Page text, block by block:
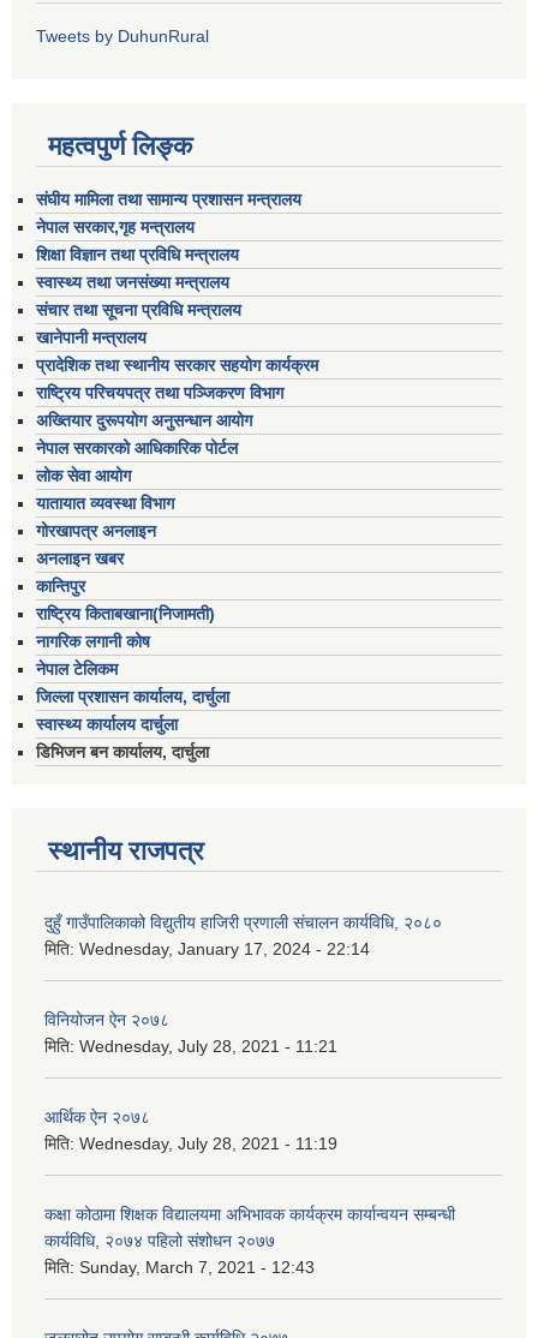
Tweets by DuhunRural
महत्वपुर्ण लिङ्क
संघीय मामिला तथा सामान्य प्रशासन मन्त्रालय
नेपाल सरकार,गृह मन्त्रालय
शिक्षा विज्ञान तथा प्रविधि मन्त्रालय
स्वास्थ्य तथा जनसंख्या मन्त्रालय
संचार तथा सूचना प्रविधि मन्त्रालय
खानेपानी मन्त्रालय
प्रादेशिक तथा स्थानीय सरकार सहयोग कार्यक्रम
राष्ट्रिय परिचयपत्र तथा पञ्जिकरण विभाग
अख्तियार दुरूपयोग अनुसन्धान आयोग
नेपाल सरकारको आधिकारिक पोर्टल
लोक सेवा आयोग
यातायात व्यवस्था विभाग
गोरखापत्र अनलाइन
अनलाइन खबर
कान्तिपुर
राष्ट्रिय किताबखाना(निजामती)
नागरिक लगानी कोष
नेपाल टेलिकम
जिल्ला प्रशासन कार्यालय, दार्चुला
स्वास्थ्य कार्यालय दार्चुला
डिभिजन बन कार्यालय, दार्चुला
स्थानीय राजपत्र
दुहुँ गाउँपालिकाको विद्युतीय हाजिरी प्रणाली संचालन कार्यविधि, २०८०
मिति: Wednesday, January 17, 2024 - 22:14
विनियोजन ऐन २०७८
मिति: Wednesday, July 28, 2021 - 11:21
आर्थिक ऐन २०७८
मिति: Wednesday, July 28, 2021 - 11:19
कक्षा कोठामा शिक्षक विद्यालयमा अभिभावक कार्यक्रम कार्यान्वयन सम्बन्धी
कार्यविधि, २०७४ पहिलो संशोधन २०७७
मिति: Sunday, March 7, 2021 - 12:43